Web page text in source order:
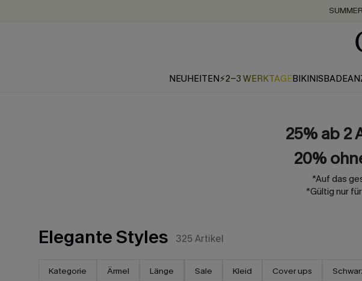
ZUM
NEUHEITEN⚡2-3 WERKTAGEBIKINIS
25% ab 2
20%
*Auf das
*Gültig nur
Elegante Styles 325Artikel
Kategorie Ärmel Länge Sale Kleid Cover ups